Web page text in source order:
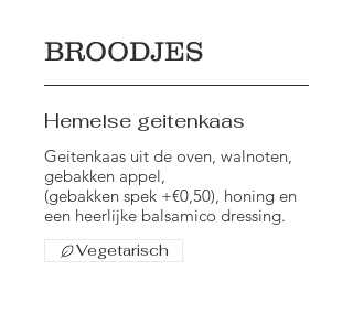
BROODJES
Hemelse geitenkaas
Geitenkaas uit de oven, walnoten,
gebakken appel,
(gebakken spek +€0,50), honing en
een heerlijke balsamico dressing.
Vegetarisch